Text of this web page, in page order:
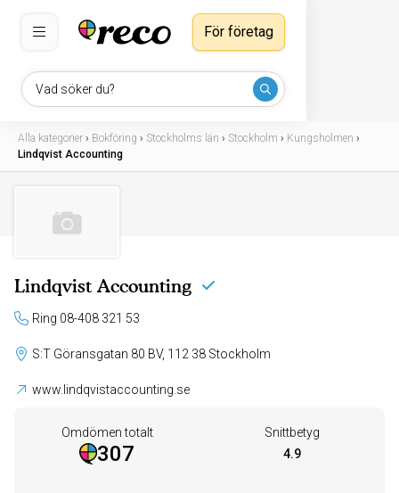
Vad söker du?
För företag
Alla kategorier › Bokföring › Stockholms län › Stockholm › Kungsholmen ›
Lindqvist Accounting
Lindqvist Accounting
Ring 08-408 321 53
S:T Göransgatan 80 BV, 112 38 Stockholm
www.lindqvistaccounting.se
Omdömen totalt
307
Snittbetyg
4.9